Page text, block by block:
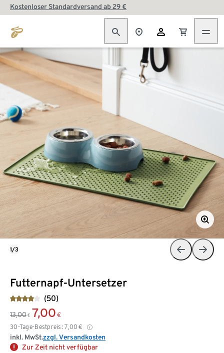
Kostenloser Standardversand ab 29 €
Futternapf-Untersetzer
(50)
13,00 € 7,00 €
30-Tage-Bestpreis: 7,00 €
inkl. MwSt.zzgl. Versandkosten
Zur Zeit nicht verfügbar
1/3